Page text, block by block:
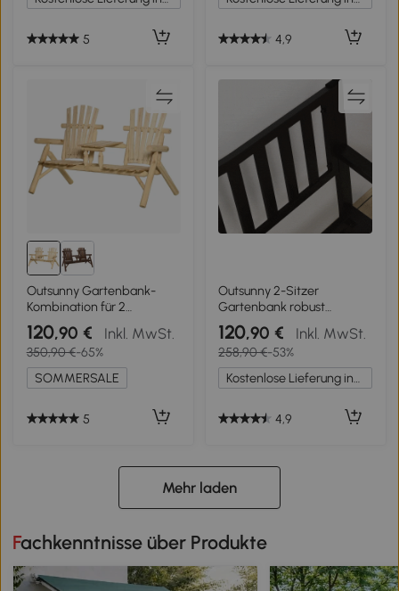
5 4,9
Outsunny Gartenbank-
Kombination für 2
Personen, integrierter Tisch,
Naturholz, 157 x 88 x 103 cm
120,90 € Inkl. MwSt.
350,90 €-65%
SOMMERSALE
5
Outsunny 2-Sitzer
Gartenbank robust
Parkbank mit
ausziehbarem Tisch
Sitzbank Bank 240kg
belastbar Terrassenbank
mit Rücken- & Armlehnen
Garten 150 x 58,5 x 90 cm
120,90 € Inkl. MwSt.
258,90 €-53%
Kostenlose Lieferung innerhalb Deutschlands
4,9
Mehr laden
Fachkenntnisse über Produkte